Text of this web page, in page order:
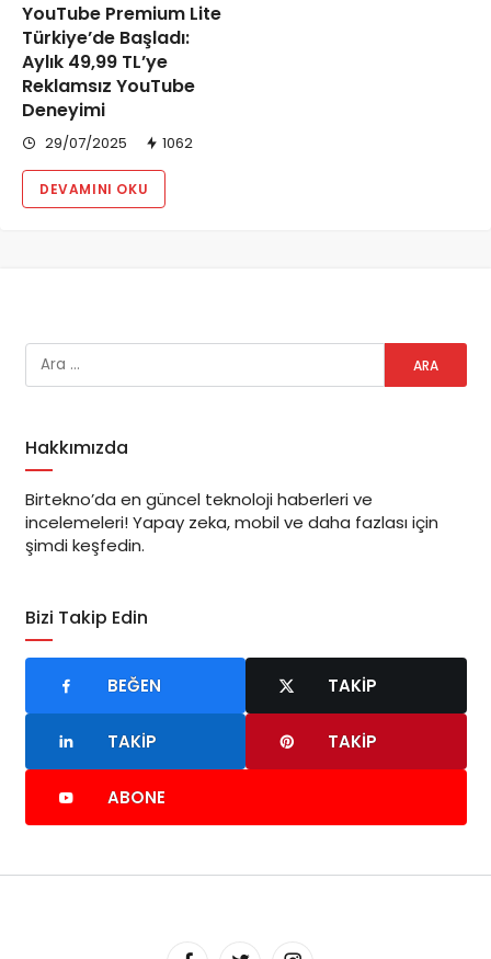
YouTube Premium Lite
Türkiye’de Başladı:
Aylık 49,99 TL’ye
Reklamsız YouTube
Deneyimi
29/07/2025 1062
DEVAMINI OKU
Hakkımızda
Birtekno’da en güncel teknoloji haberleri ve
incelemeleri! Yapay zeka, mobil ve daha fazlası için
şimdi keşfedin.
Bizi Takip Edin
BEĞEN TAKIP
TAKIP TAKIP
ABONE